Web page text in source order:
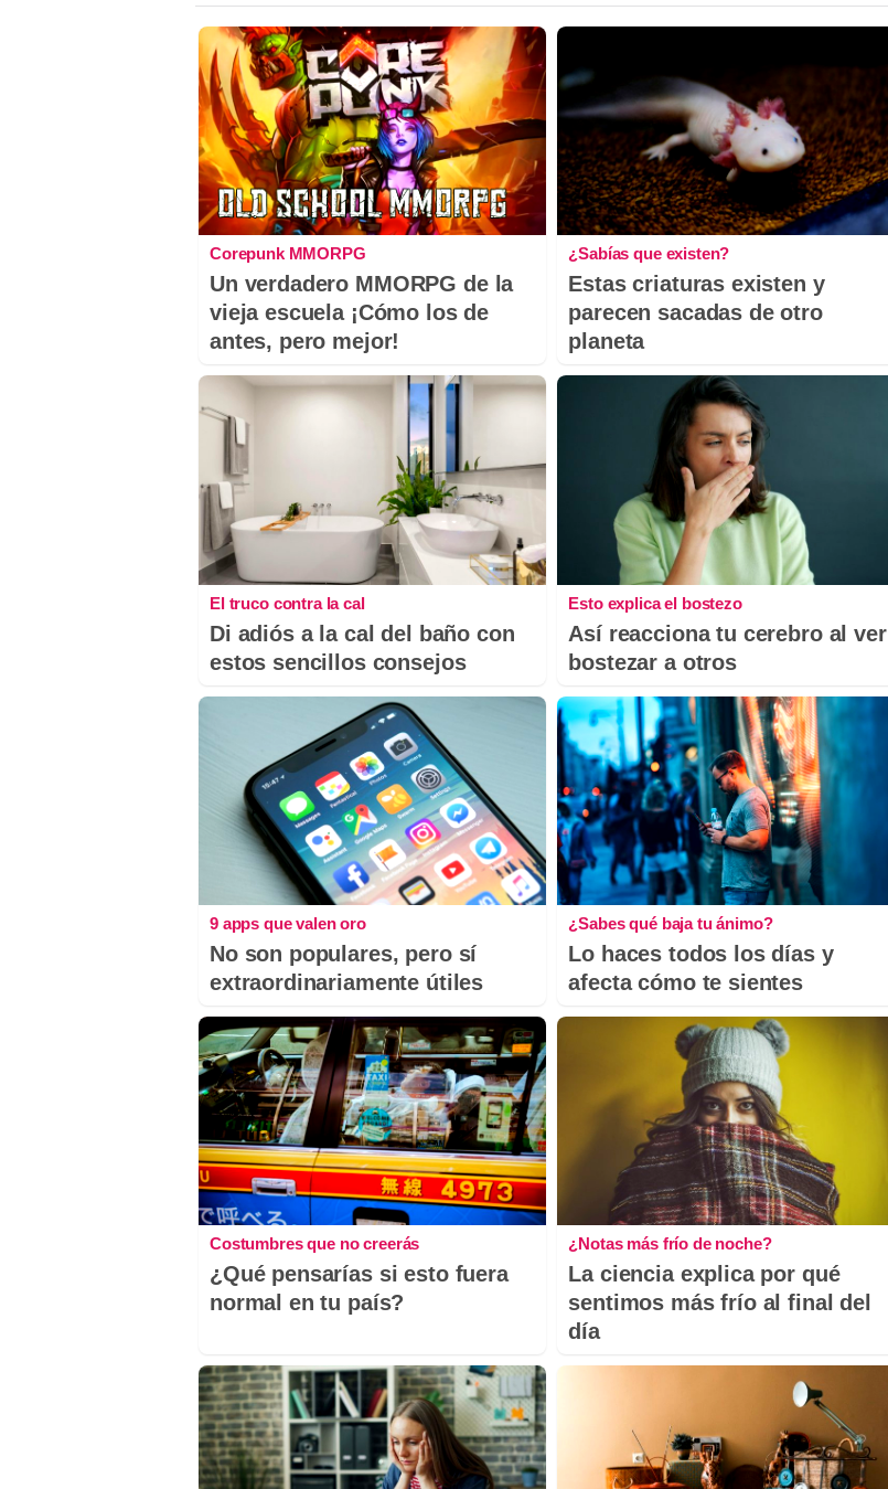
Corepunk MMORPG
Un verdadero MMORPG de la
vieja escuela ¡Cómo los de
antes, pero mejor!
¿Sabías que existen?
Estas criaturas existen y
parecen sacadas de otro
planeta
El truco contra la cal
Di adiós a la cal del baño con
estos sencillos consejos
Esto explica el bostezo
Así reacciona tu cerebro al ver
bostezar a otros
9 apps que valen oro
No son populares, pero sí
extraordinariamente útiles
¿Sabes qué baja tu ánimo?
Lo haces todos los días y
afecta cómo te sientes
Costumbres que no creerás
¿Qué pensarías si esto fuera
normal en tu país?
¿Notas más frío de noche?
La ciencia explica por qué
sentimos más frío al final del
día